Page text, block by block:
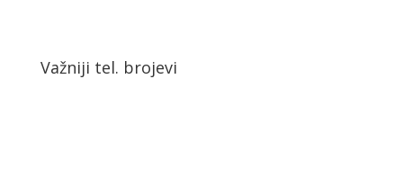
Važniji tel. brojevi